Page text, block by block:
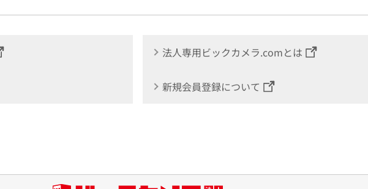
法人専用ビックカメラ.comとは
新規会員登録について